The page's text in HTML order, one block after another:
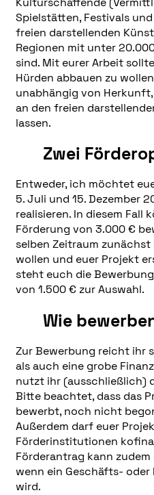
Spielstätten, Festivals
freien darstellenden
Regionen mit unter
sind. Mit eurer Arbeit
Hürden abbauen zu
unabhängig von
an den freien
lassen.
Zwei
Entweder, ich möchtet
5. Juli und 15. Dezember
realisieren. In diesem Fall
Förderung von 3.000 €
selben Zeitraum
wollen und euer Projekt
steht euch die
von 1.500 € zur Auswahl.
Wie
Zur Bewerbung reicht ihr
als auch eine grobe
nutzt ihr (ausschließlich)
Bitte beachtet, dass das
bewerbt, noch nicht
Außerdem darf euer
Förderinstitutionen
Förderantrag kann
wenn ein Geschäfts-
wird.